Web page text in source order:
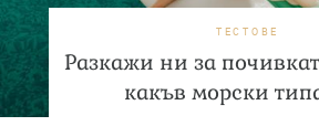
ТЕСТОВЕ
Разкажи ни за
какъв морски